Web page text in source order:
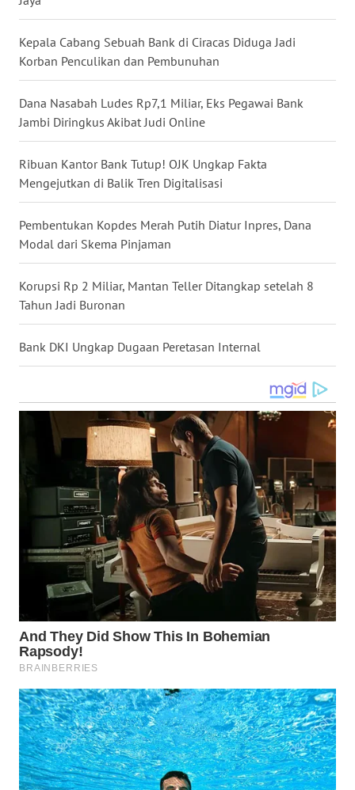
Kepala Cabang Sebuah Bank di Ciracas Diduga Jadi
Korban Penculikan dan Pembunuhan
Dana Nasabah Ludes Rp7,1 Miliar, Eks Pegawai Bank
Jambi Diringkus Akibat Judi Online
Ribuan Kantor Bank Tutup! OJK Ungkap Fakta
Mengejutkan di Balik Tren Digitalisasi
Pembentukan Kopdes Merah Putih Diatur Inpres, Dana
Modal dari Skema Pinjaman
Korupsi Rp 2 Miliar, Mantan Teller Ditangkap setelah 8
Tahun Jadi Buronan
Bank DKI Ungkap Dugaan Peretasan Internal
WN
NUSANTARA
WN
WN
KALTENG
WN
WN
KALSEL
WN
KALTIM
WN
SULSEL
GORONTALO
WN
WN
MALUKU
WN